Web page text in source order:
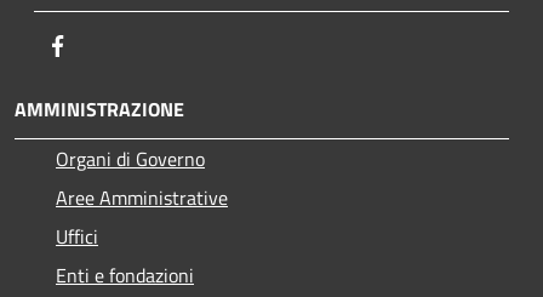
AMMINISTRAZIONE
Organi di Governo
Aree Amministrative
Uffici
Enti e fondazioni